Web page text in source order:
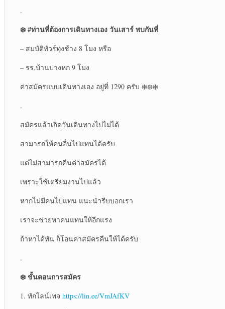
.
❄️ #ท่านที่ต้องการเดินทางเอง วันเสาร์ พบกันที่
– สมบัติทัวร์ทุ่งช้าง 8 โมง หรือ
– รร.บ้านปางหก 9 โมง
ค่าสมัครแบบเดินทางเอง อยู่ที่ 1290 ครับ ❄️❄️❄️
.
สมัครแล้วเกิดวันเดินทางไปไม่ได้
สามารถให้คนอื่นไปแทนได้ครับ
แต่ไม่สามารถคืนค่าสมัครได้
เพราะใช้เตรียมงานไปแล้ว
หากไม่มีคนไปแทน แนะนำรีบบอกเรา
เราจะช่วยหาคนแทนให้อีกแรง
ถ้าหาได้ทัน ก็โอนค่าสมัครคืนให้ได้ครับ
.
❄️ ขั้นตอนการสมัคร
1. ทักไลน์เพจ https://lin.ee/VmJAfKV